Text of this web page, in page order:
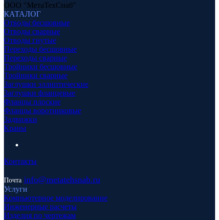
ООО "МетаТехСнаб"
КАТАЛОГ
Отводы бесшовные
Отводы сварные
Отводы гнутые
Переходы бесшовные
Переходы сварные
Тройники бесшовные
Тройники сварные
Заглушки эллиптические
Заглушки фланцевые
Фланцы плоские
Фланцы воротниковые
Задвижки
Краны
Контакты
Почта info@metatehsnab.ru
Услуги
Компьютерное моделирование
Инженерные расчеты
Изделия по чертежам